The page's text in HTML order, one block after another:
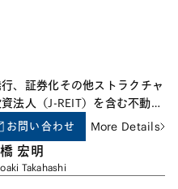
、証券化その他ストラクチャ
法人（J-REIT）を含む不動産
スローンその他各種金融・不
買収、企業再編、国際商事取
般につき幅広く取り扱ってお
お問い合わせ More Details
宏明
Takahashi